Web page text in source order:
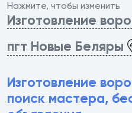
Нажмите, чтобы изменить
Изготовление
пгт Новые Беляры
Изготовление
поиск мастера,